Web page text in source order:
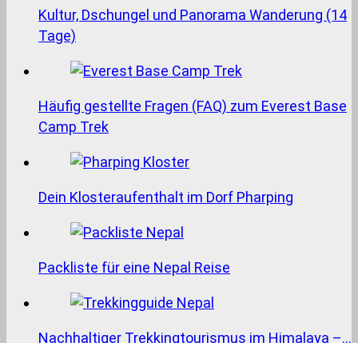
Kultur, Dschungel und Panorama Wanderung (14
Tage)
Häufig gestellte Fragen (FAQ) zum Everest Base
Camp Trek
Dein Klosteraufenthalt im Dorf Pharping
Packliste für eine Nepal Reise
Nachhaltiger Trekkingtourismus im Himalaya –…